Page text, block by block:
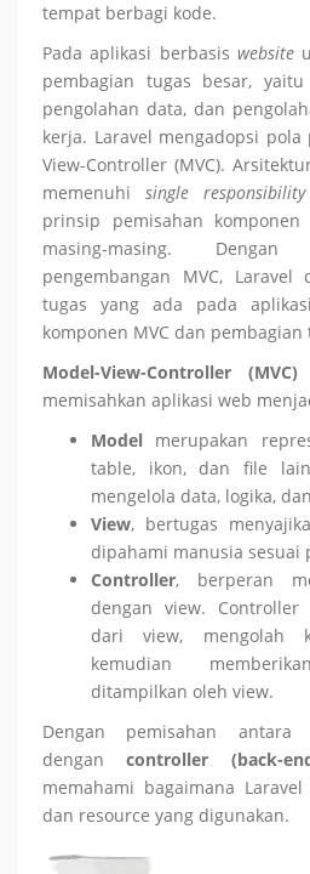
tempat berbagi kode.
Pada aplikasi berbasis website
pembagian tugas besar,
pengolahan data, dan
kerja. Laravel mengadopsi
View-Controller (MVC).
memenuhisingle
prinsip pemisahan komponen
masing-masing.
pengembangan MVC,
tugas yang ada pada
komponen MVC dan pembagian
Model-View-Controller (MVC)
memisahkan aplikasi web
Model merupakan
table, ikon, dan file
mengelola data, logika,
View, bertugas
dipahami manusia
Controller, berperan
dengan view.
dari view, mengolah
kemudian
ditampilkan oleh view.
Dengan pemisahan antara
dengancontroller (back-
memahami bagaimana
dan resource yang digunakan.